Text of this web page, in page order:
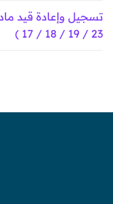
23 / 19 / 18 / 17 )